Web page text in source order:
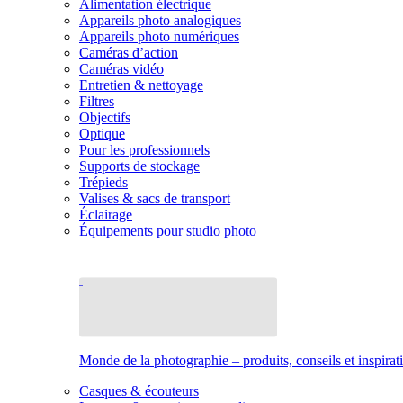
Alimentation électrique
Appareils photo analogiques
Appareils photo numériques
Caméras d’action
Caméras vidéo
Entretien & nettoyage
Filtres
Objectifs
Optique
Pour les professionnels
Supports de stockage
Trépieds
Valises & sacs de transport
Éclairage
Équipements pour studio photo
Monde de la photographie – produits, conseils et
Casques & écouteurs